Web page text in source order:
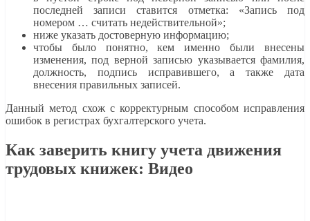
последней записи ставится отметка: «Запись под
номером … считать недействительной»;
ниже указать достоверную информацию;
чтобы было понятно, кем именно были внесены
изменения, под верной записью указывается фамилия,
должность, подпись исправившего, а также дата
внесения правильных записей.
Данный метод схож с корректурным способом исправления
ошибок в регистрах бухгалтерского учета.
Как заверить книгу учета движения
трудовых книжек: Видео